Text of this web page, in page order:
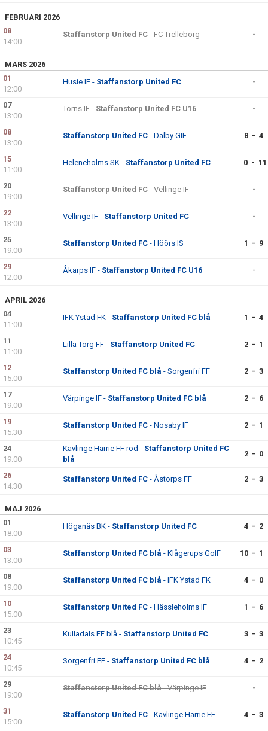
FEBRUARI 2026
08
14:00
Staffanstorp United FC- FC Trelleborg -
MARS 2026
01
12:00
Husie IF - Staffanstorp United FC -
07
13:00
Torns IF -Staffanstorp United FC U16 -
08
13:00
Staffanstorp United FC - Dalby GIF 8 - 4
15
11:00
Heleneholms SK - Staffanstorp United FC 0 - 11
20
19:00
Staffanstorp United FC- Vellinge IF -
22
13:00
Vellinge IF - Staffanstorp United FC -
25
19:00
Staffanstorp United FC - Höörs IS 1 - 9
29
12:00
Åkarps IF - Staffanstorp United FC U16 -
APRIL 2026
04
11:00
IFK Ystad FK - Staffanstorp United FC blå 1 - 4
11
11:00
Lilla Torg FF - Staffanstorp United FC 2 - 1
12
15:00
Staffanstorp United FC blå - Sorgenfri FF 2 - 3
17
19:00
Värpinge IF - Staffanstorp United FC blå 2 - 6
19
15:30
Staffanstorp United FC - Nosaby IF 2 - 1
24
19:00
Kävlinge Harrie FF röd - Staffanstorp United FC
blå
2 - 0
26
14:30
Staffanstorp United FC - Åstorps FF 2 - 3
MAJ 2026
01
18:00
Höganäs BK - Staffanstorp United FC 4 - 2
03
13:00
Staffanstorp United FC blå - Klågerups GoIF 10 - 1
08
19:00
Staffanstorp United FC blå - IFK Ystad FK 4 - 0
10
15:00
Staffanstorp United FC - Hässleholms IF 1 - 6
23
10:45
Kulladals FF blå - Staffanstorp United FC 3 - 3
24
10:45
Sorgenfri FF - Staffanstorp United FC blå 4 - 2
29
19:00
Staffanstorp United FC blå- Värpinge IF -
31
15:00
Staffanstorp United FC - Kävlinge Harrie FF 4 - 3